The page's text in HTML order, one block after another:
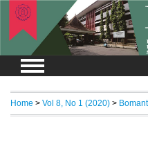
Home > Vol 8, No 1 (2020) >